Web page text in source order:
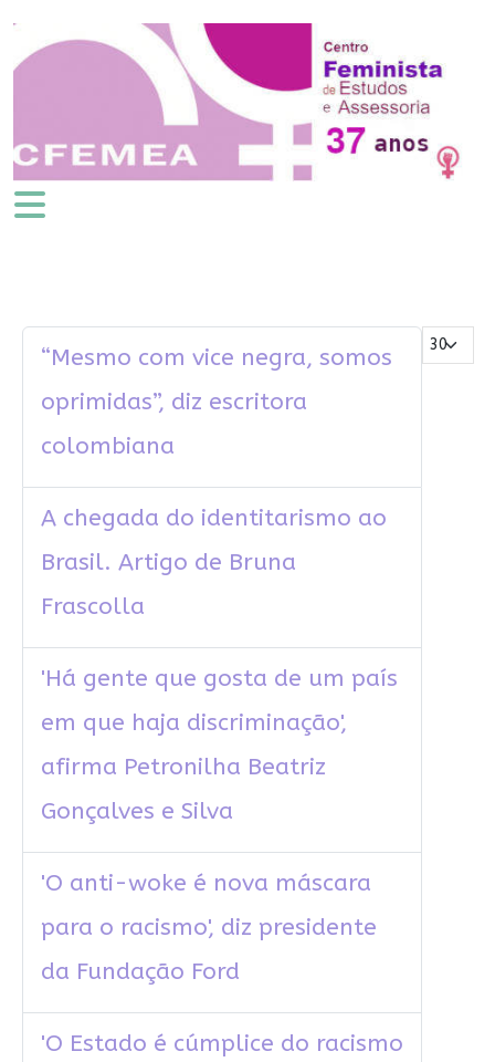
Mostrar #
“Mesmo com vice negra, somos
oprimidas”, diz escritora
colombiana
A chegada do identitarismo ao
Brasil. Artigo de Bruna
Frascolla
'Há gente que gosta de um país
em que haja discriminação',
afirma Petronilha Beatriz
Gonçalves e Silva
'O anti-woke é nova máscara
para o racismo', diz presidente
da Fundação Ford
'O Estado é cúmplice do racismo